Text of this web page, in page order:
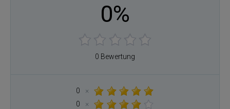
0%
0 Bewertung
0
×
0
×